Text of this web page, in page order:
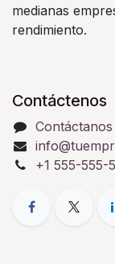
medianas
rendimiento.
Contáctenos
Contáctanos
+1 555-555-